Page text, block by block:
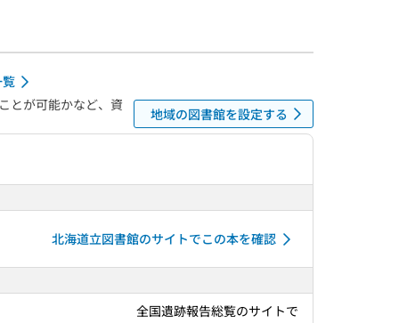
とが可能かなど、資
地域の図書館を設定する
北海道立図書館のサイトでこの本を確認
全国遺跡報告総覧のサイトで